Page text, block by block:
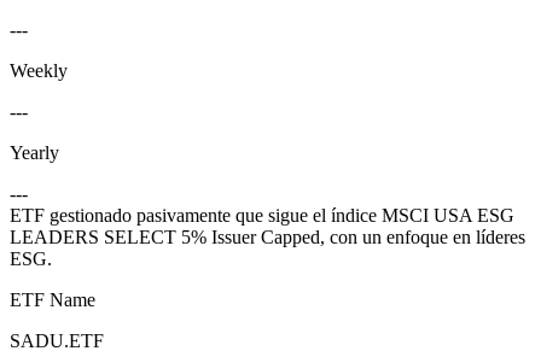
---
Weekly
---
Yearly
---
ETF gestionado pasivamente que sigue el índice MSCI USA ESG
LEADERS SELECT 5% Issuer Capped, con un enfoque en líderes
ESG.
ETF Name
SADU.ETF